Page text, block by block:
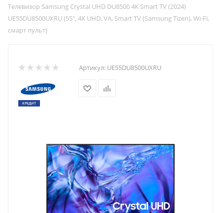
Телевизор Samsung Crystal UHD DU8500 4K Smart TV (2024)
UE55DU8500UXRU (55", 4K UHD, VA, Smart TV (Samsung Tizen), Wi-Fi,
смарт пульт)
Артикул: UE55DU8500UXRU
КРЕДИТ